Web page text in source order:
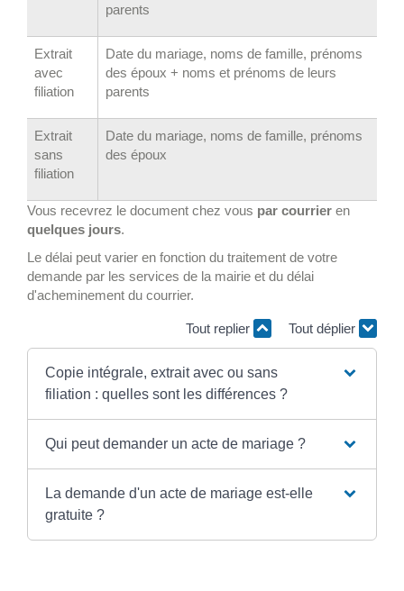
parents
Extrait
avec
filiation
Date du mariage, noms de famille, prénoms
des époux + noms et prénoms de leurs
parents
Extrait
sans
filiation
Date du mariage, noms de famille, prénoms
des époux
Vous recevrez le document chez vous par courrier en
quelques jours.
Le délai peut varier en fonction du traitement de votre
demande par les services de la mairie et du délai
d'acheminement du courrier.
Tout replier Tout déplier
Copie intégrale, extrait avec ou sans
filiation : quelles sont les différences ?
Qui peut demander un acte de mariage ?
La demande d'un acte de mariage est-elle
gratuite ?